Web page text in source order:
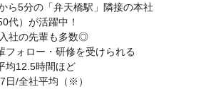
ら5分の「弁天橋駅」隣接の本社
代）が活躍中！
社の先輩も多数◎
ォロー・研修を受けられる
均12.5時間ほど
/全社平均（※）